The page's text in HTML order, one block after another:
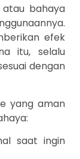
bahaya
efek
itu, selalu
dengan
yang aman
saat ingin